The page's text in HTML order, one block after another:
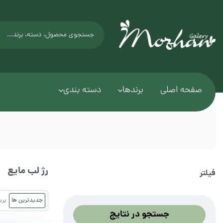
صفحه اصلی برندها دسته بندی
فیلتر
جستجو در نتایج
رژ لب مایع
جدیدترین ها